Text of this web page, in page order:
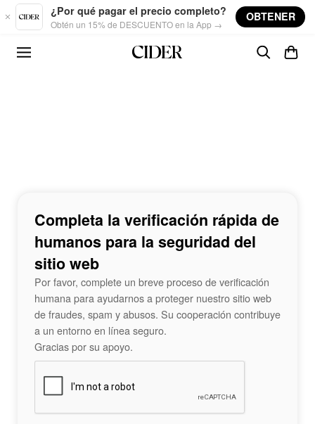
Skip to main content
¿Por qué pagar el precio completo?
Obtén un 15% de DESCUENTO en la App →
OBTENER
Completa la verificación rápida de
humanos para la seguridad del
sitio web
Por favor, complete un breve proceso de verificación
humana para ayudarnos a proteger nuestro sitio web
de fraudes, spam y abusos. Su cooperación contribuye
a un entorno en línea seguro.
Gracias por su apoyo.